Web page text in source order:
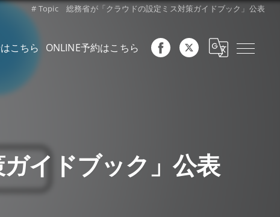
# Topic 総務省が「クラウドの設定ミス対策ガイドブック」公表
こちら ONLINE予約はこちら
イドブック」公表